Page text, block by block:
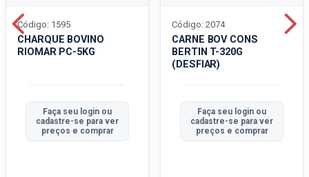
CHARQUE BOVINO
RIOMAR PC-5KG
Código: 1595
Faça seu login ou
cadastre-se para ver
preços e comprar
CARNE BOV CONS
BERTIN T-320G
(DESFIAR)
Código: 2074
Faça seu login ou
cadastre-se para ver
preços e comprar